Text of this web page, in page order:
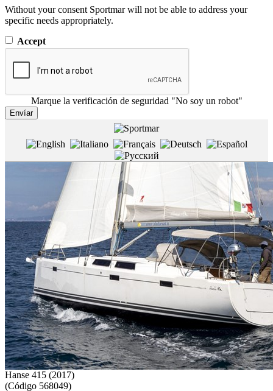
Without your consent Sportmar will not be able to address your
specific needs appropriately.
Accept
Marque la verificación de seguridad "No soy un robot"
Hanse 415 (2017)
(Código 568049)